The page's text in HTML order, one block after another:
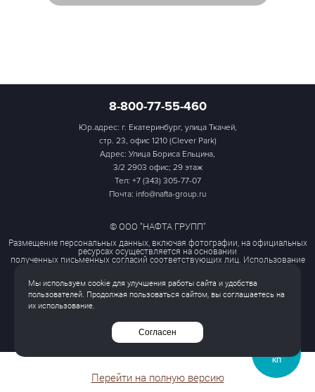
8-800-77-55-460
Юр.адрес: г. Екатеринбург, улица Ткачей,
стр. 23, офис 1210 (Clever Park)
Адрес: Улица Бориса Ельцина,
3/2 2903 офис; 29 этаж
Тел: +7 (343) 305-77-07
Почта: info@nafta-group.ru
© ООО "НАФТА ГРУПП"
Размещение персональных данных, включая фотографии, на официальных
ресурсах осуществляется на основании
полученных письменных согласий соответствующих лиц. Использование
Политика обработки персональных данных
Согласие на обработку персональных данных
Перейти на полную версию
КП
Мы используем cookie для улучшения работы сайта и удобства
пользователей. Продолжая пользоваться сайтом, вы соглашаетесь на
их использование.
Согласен